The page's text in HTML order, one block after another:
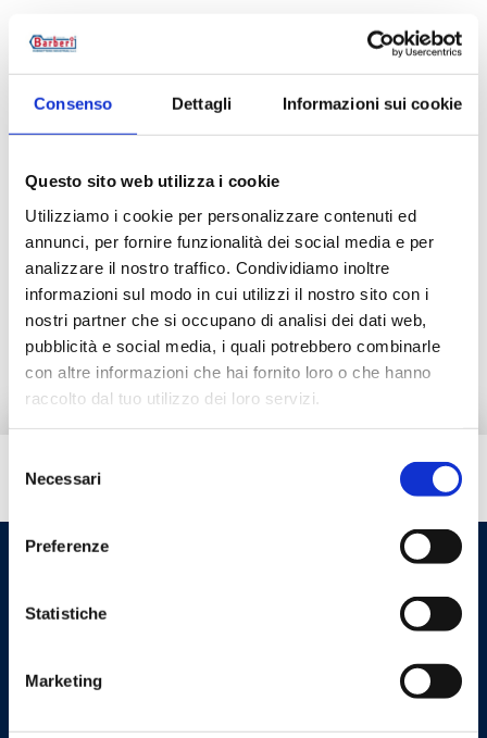
Consenso Dettagli Informazioni sui cookie
Questo sito web utilizza i cookie
Utilizziamo i cookie per personalizzare contenuti ed
annunci, per fornire funzionalità dei social media e per
analizzare il nostro traffico. Condividiamo inoltre
informazioni sul modo in cui utilizzi il nostro sito con i
nostri partner che si occupano di analisi dei dati web,
pubblicità e social media, i quali potrebbero combinarle
con altre informazioni che hai fornito loro o che hanno
raccolto dal tuo utilizzo dei loro servizi.
delNecessari
Preferenze
Statistiche
Marketing
Descripción
Documentación